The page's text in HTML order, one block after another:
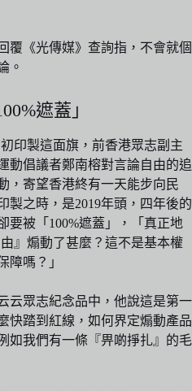
覆《光傳媒》查詢指，不會就個
。
遮蓋」
印製這面旗，前香港眾志副主
動倡議者鄭南榕對言論自由的追
，寄望香港終有一天能步向民
製之時，是2019年頭，四年後的
要被「100%遮蓋」，「真正地
』煽動了甚麼？這不是基本權
障嗎？」
云眾志紀念品中，他說這是第一
快踏到紅線，如何界定煽動產品
如我們有一條『畀啲掙扎』的毛